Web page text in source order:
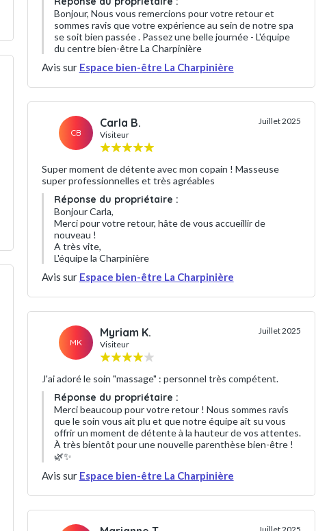
Bonjour, Nous vous remercions pour votre retour et
sommes ravis que votre expérience au sein de notre spa
se soit bien passée . Passez une belle journée - L'équipe
du centre bien-être La Charpinière
Avis sur Espace bien-être La Charpinière
CB
Carla B.
Visiteur
Juillet 2025
Super moment de détente avec mon copain ! Masseuse
super professionnelles et très agréables
Réponse du propriétaire :
Bonjour Carla,
Merci pour votre retour, hâte de vous accueillir de
nouveau !
A très vite,
L'équipe la Charpinière
Avis sur Espace bien-être La Charpinière
MK
Myriam K.
Visiteur
Juillet 2025
J'ai adoré le soin "massage" : personnel très compétent.
Réponse du propriétaire :
Merci beaucoup pour votre retour ! Nous sommes ravis
que le soin vous ait plu et que notre équipe ait su vous
offrir un moment de détente à la hauteur de vos attentes.
À très bientôt pour une nouvelle parenthèse bien-être !
🌿✨
Avis sur Espace bien-être La Charpinière